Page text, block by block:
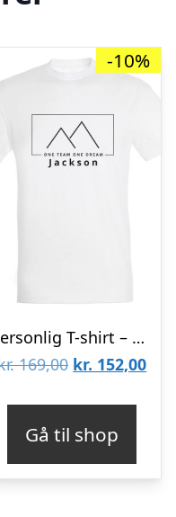
-10%
Personlig T-shirt – Mænd – Hvid – S
169,00 Den
kr. 169,00.
kr. 152,00Den
kr.
Gå til shop